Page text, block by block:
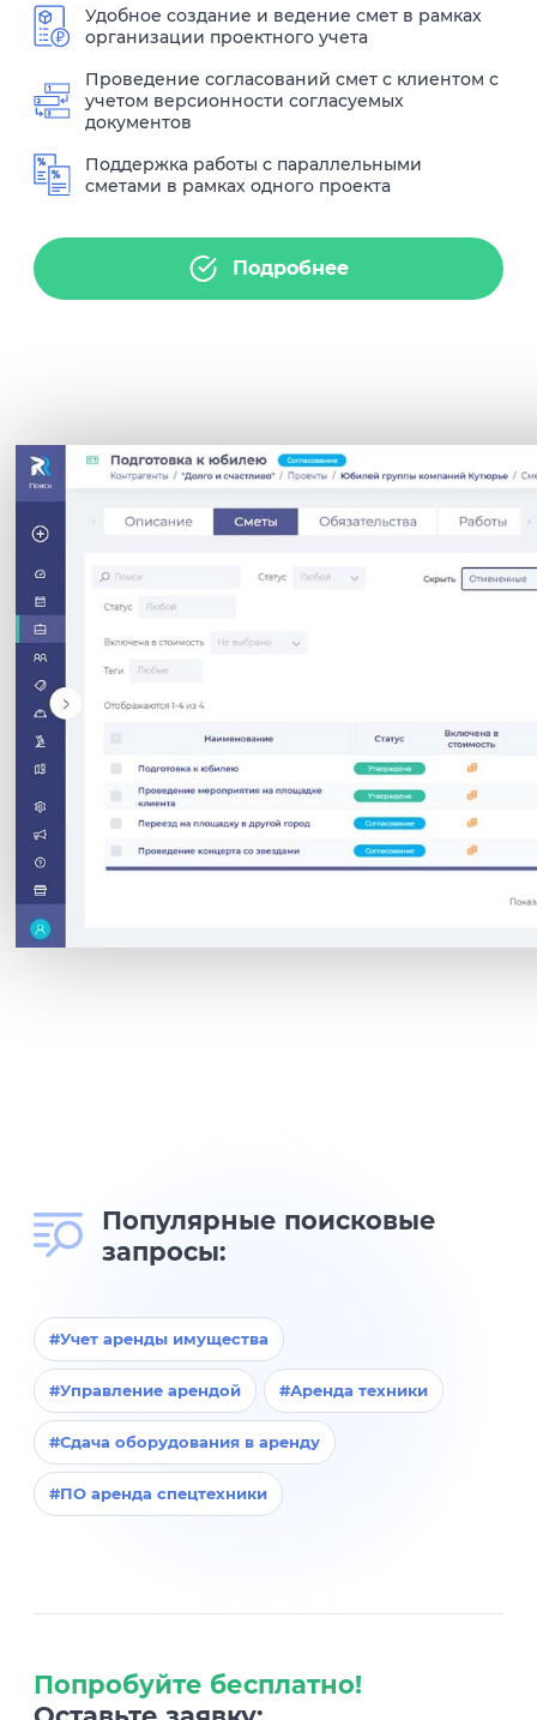
Удобное создание и ведение смет в рамках
организации проектного учета
Проведение согласований смет с клиентом с
учетом версионности согласуемых
документов
Поддержка работы с параллельными
сметами в рамках одного проекта
Подробнее
Популярные поисковые
запросы:
#Учет аренды имущества
#Управление арендой #Аренда техники
#Сдача оборудования в аренду
#ПО аренда спецтехники
Попробуйте бесплатно!